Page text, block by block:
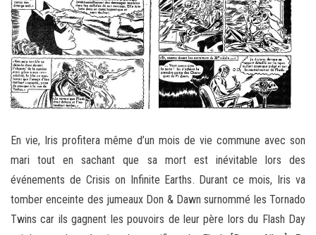
En vie, Iris profitera même d’un mois de vie commune avec son
mari tout en sachant que sa mort est inévitable lors des
événements de Crisis on Infinite Earths. Durant ce mois, Iris va
tomber enceinte des jumeaux Don & Dawn surnommé les Tornado
Twins car ils gagnent les pouvoirs de leur père lors du Flash Day